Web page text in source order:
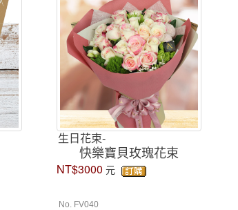
生日花束-
快樂寶貝玫瑰花束
NT$3000 元
No. FV040